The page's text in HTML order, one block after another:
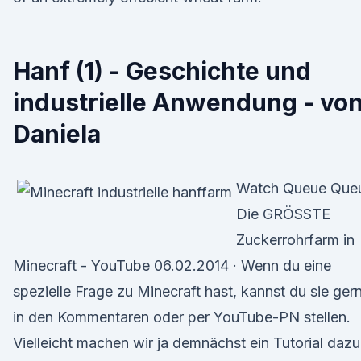
Hanf (1) - Geschichte und
industrielle Anwendung - von
Daniela
Watch Queue
Die GRÖSSTE
Zuckerrohrfarm in
Minecraft - YouTube 06.02.2014 · Wenn du eine
spezielle Frage zu Minecraft hast, kannst du sie
in den Kommentaren oder per YouTube-PN stellen.
Vielleicht machen wir ja demnächst ein Tutorial